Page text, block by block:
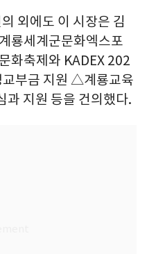
외에도 이 시장은 김
룡세계군문화엑스포
화축제와 KADEX 202
교부금 지원 △계룡교육
과 지원 등을 건의했다.